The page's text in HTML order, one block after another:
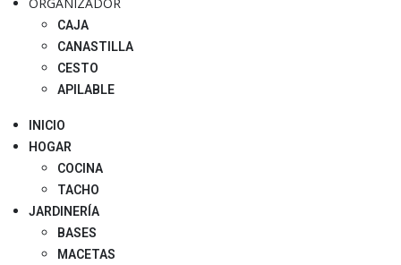
CAJA
CANASTILLA
CESTO
APILABLE
INICIO
HOGAR
COCINA
TACHO
JARDINERÍA
BASES
MACETAS